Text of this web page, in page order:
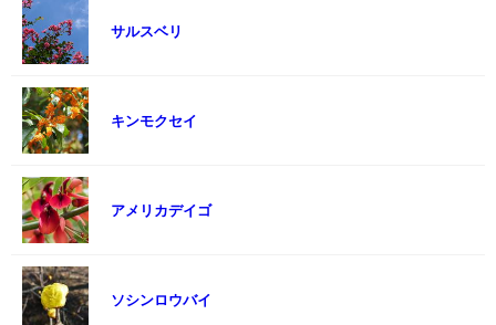
サルスベリ
キンモクセイ
アメリカデイゴ
ソシンロウバイ